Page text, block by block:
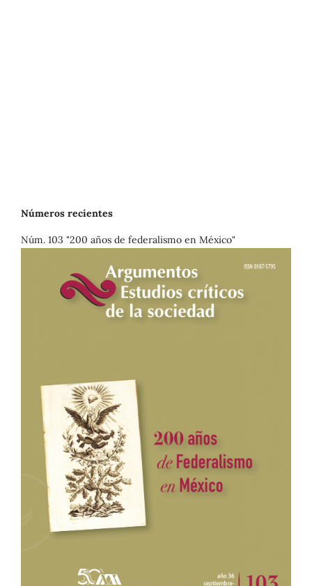
Números recientes
Núm. 103 "200 años de federalismo en México"